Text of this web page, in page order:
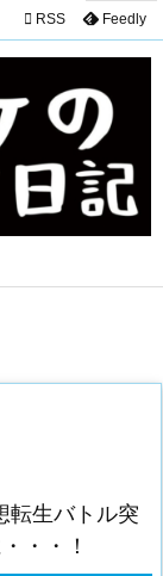
 RSS Feedly
転生バトル突
・・！